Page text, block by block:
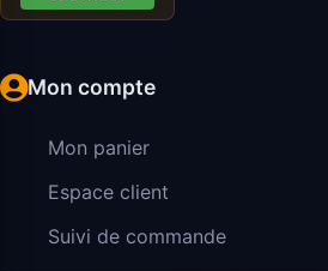
Mon compte
Mon panier
Espace client
Suivi de commande